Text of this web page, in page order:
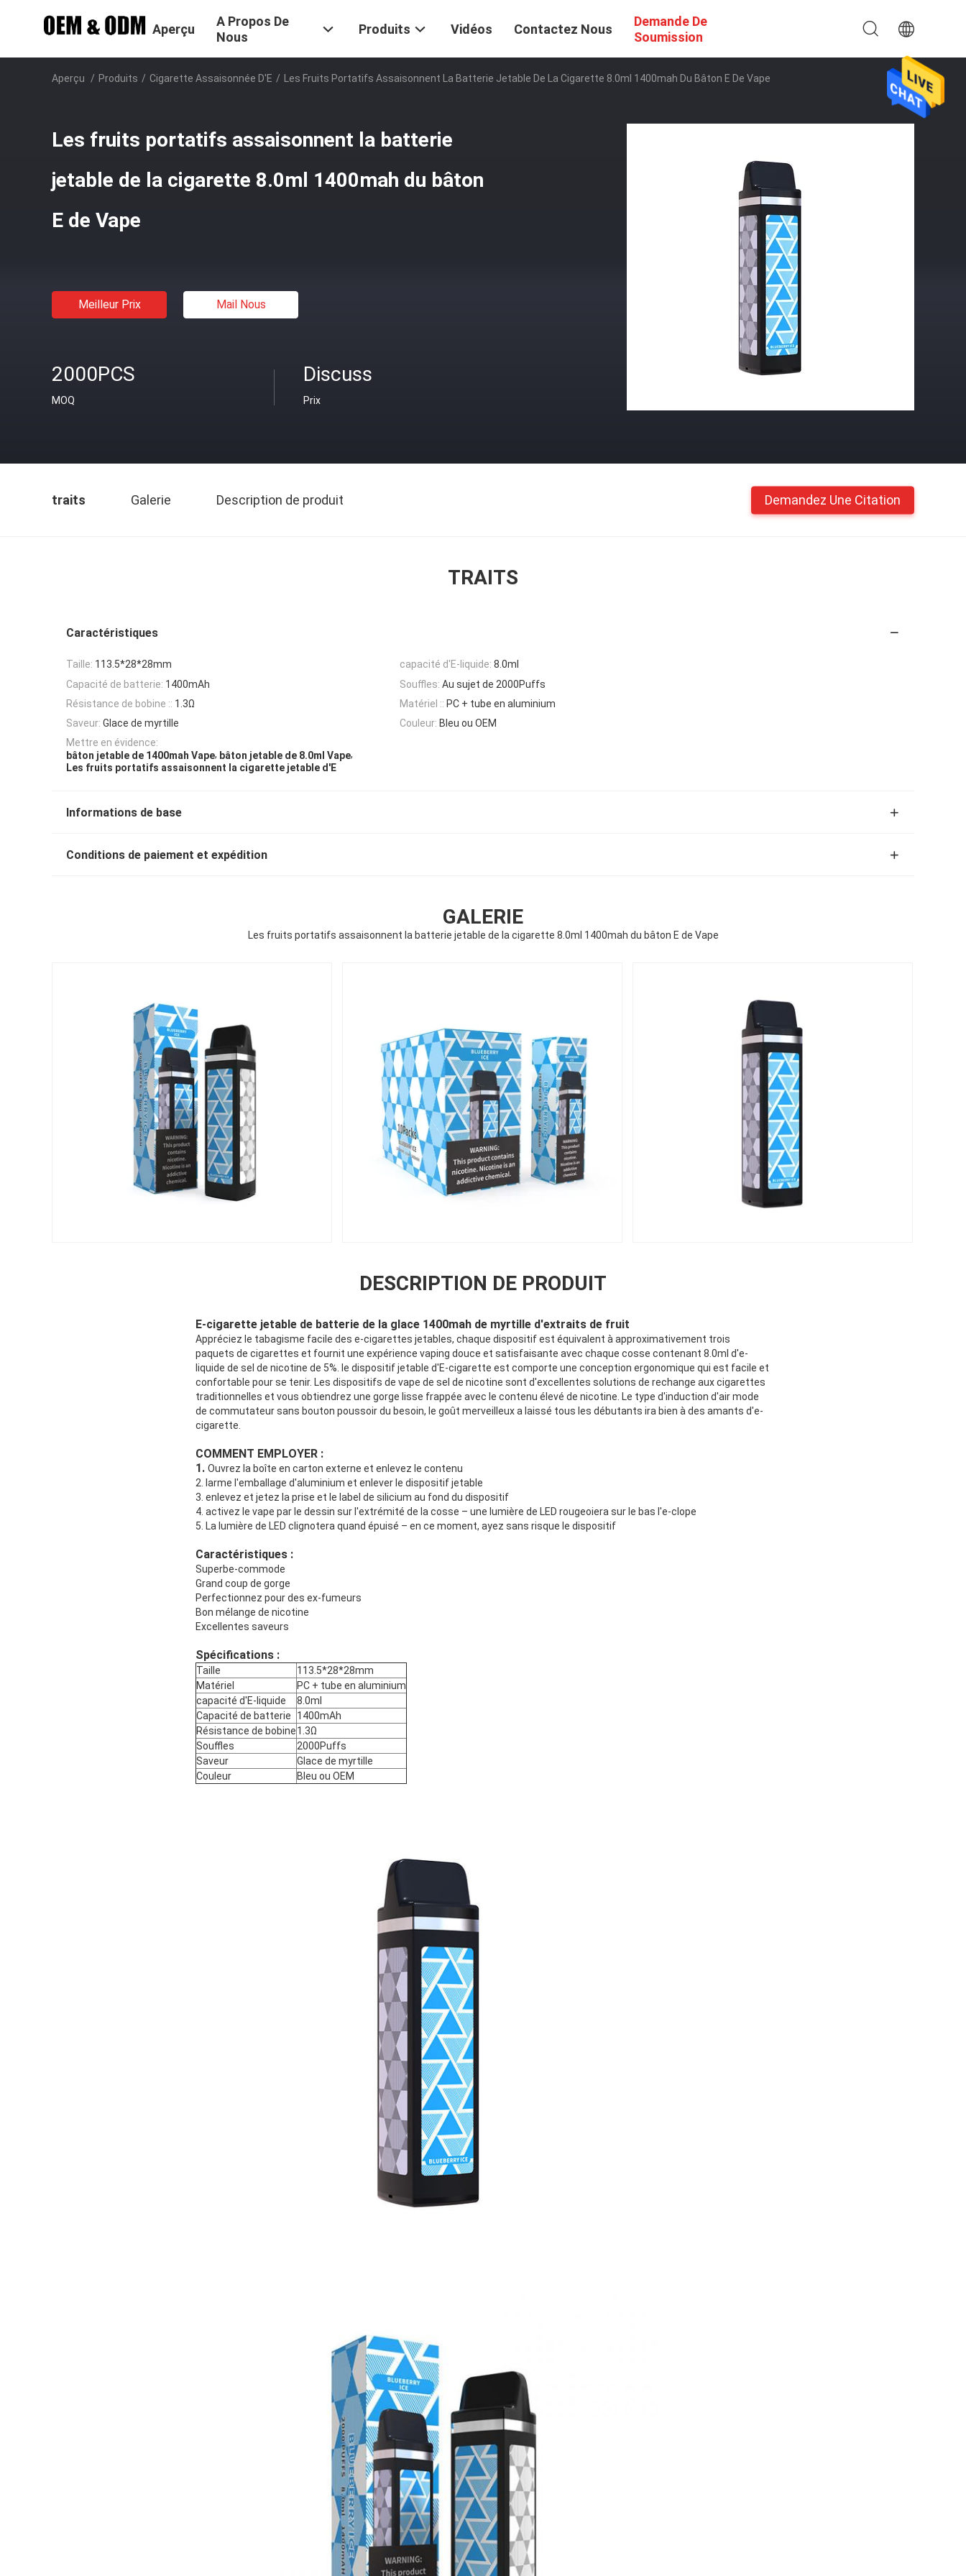
Aperçu
A Propos De
Nous
Produits Vidéos Contactez Nous
Demande De
Soumission
Aperçu / Produits / Cigarette Assaisonnée D'E / Les Fruits Portatifs Assaisonnent La Batterie Jetable De La Cigarette 8.0ml 1400mah Du Bâton E De Vape
Les fruits portatifs assaisonnent la batterie
jetable de la cigarette 8.0ml 1400mah du bâton
E de Vape
Meilleur Prix Mail Nous
2000PCS
MOQ
Discuss
Prix
traits Galerie Description de produit Demandez Une Citation
TRAITS
Caractéristiques
Taille: 113.5*28*28mm capacité d'E-liquide: 8.0ml
Capacité de batterie: 1400mAh Souffles: Au sujet de 2000Puffs
Résistance de bobine :: 1.3Ω Matériel :: PC + tube en aluminium
Saveur: Glace de myrtille Couleur: Bleu ou OEM
Mettre en évidence:
bâton jetable de 1400mah Vape, bâton jetable de 8.0ml Vape,
Les fruits portatifs assaisonnent la cigarette jetable d'E
Informations de base
Conditions de paiement et expédition
GALERIE
Les fruits portatifs assaisonnent la batterie jetable de la cigarette 8.0ml 1400mah du bâton E de Vape
DESCRIPTION DE PRODUIT
E-cigarette jetable de batterie de la glace 1400mah de myrtille d'extraits de fruit
Appréciez le tabagisme facile des e-cigarettes jetables, chaque dispositif est équivalent à approximativement trois
paquets de cigarettes et fournit une expérience vaping douce et satisfaisante avec chaque cosse contenant 8.0ml d'e-
liquide de sel de nicotine de 5%. le dispositif jetable d'E-cigarette est comporte une conception ergonomique qui est facile et
confortable pour se tenir. Les dispositifs de vape de sel de nicotine sont d'excellentes solutions de rechange aux cigarettes
traditionnelles et vous obtiendrez une gorge lisse frappée avec le contenu élevé de nicotine. Le type d'induction d'air mode
de commutateur sans bouton poussoir du besoin, le goût merveilleux a laissé tous les débutants ira bien à des amants d'e-
cigarette.
COMMENT EMPLOYER :
1. Ouvrez la boîte en carton externe et enlevez le contenu
2. larme l'emballage d'aluminium et enlever le dispositif jetable
3. enlevez et jetez la prise et le label de silicium au fond du dispositif
4. activez le vape par le dessin sur l'extrémité de la cosse – une lumière de LED rougeoiera sur le bas l'e-clope
5. La lumière de LED clignotera quand épuisé – en ce moment, ayez sans risque le dispositif
Caractéristiques :
Superbe-commode
Grand coup de gorge
Perfectionnez pour des ex-fumeurs
Bon mélange de nicotine
Excellentes saveurs
Spécifications :
Taille
113.5*28*28mm
Matériel
PC + tube en aluminium
capacité d'E-liquide
8.0ml
Capacité de batterie
1400mAh
Résistance de bobine1.3Ω
Souffles
2000Puffs
Saveur
Glace de myrtille
Couleur
Bleu ou OEM